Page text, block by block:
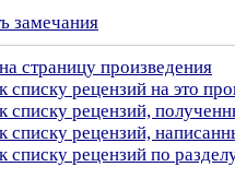
замечания
страницу произведения
списку рецензий на это
списку рецензий,
списку рецензий,
списку рецензий по